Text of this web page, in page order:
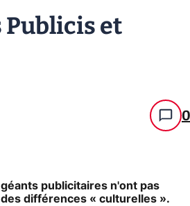
et
0
publicitaires n'ont pas
différences « culturelles ».